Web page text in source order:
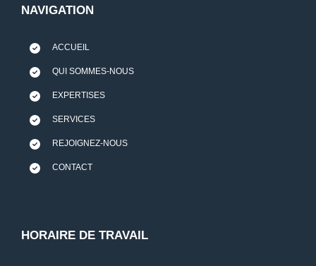
NAVIGATION
ACCUEIL
QUI SOMMES-NOUS
EXPERTISES
SERVICES
REJOIGNEZ-NOUS
CONTACT
HORAIRE DE TRAVAIL